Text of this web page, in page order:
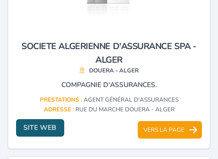
SOCIETE ALGERIENNE D'ASSURANCE SPA -
ALGER
DOUERA - ALGER
COMPAGNIE D'ASSURANCES.
PRESTATIONS :AGENT GÉNÉRAL D'ASSURANCES
ADRESSE : RUE DU MARCHE DOUERA - ALGER
SITE WEB VERS LA PAGE